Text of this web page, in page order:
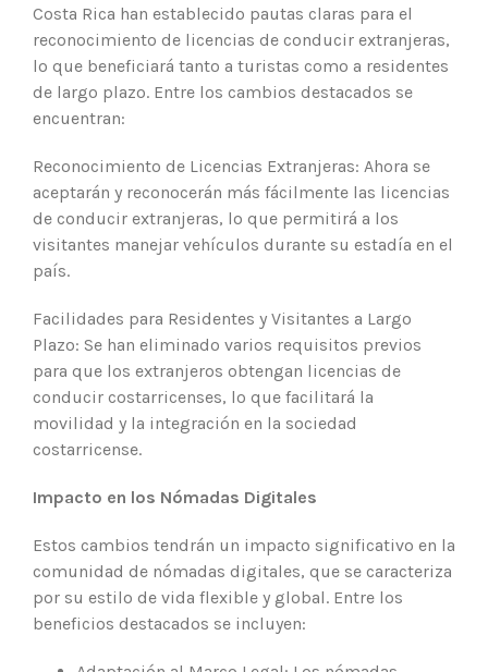
Costa Rica han establecido pautas claras para el
reconocimiento de licencias de conducir extranjeras,
lo que beneficiará tanto a turistas como a residentes
de largo plazo. Entre los cambios destacados se
encuentran:
Reconocimiento de Licencias Extranjeras: Ahora se
aceptarán y reconocerán más fácilmente las licencias
de conducir extranjeras, lo que permitirá a los
visitantes manejar vehículos durante su estadía en el
país.
Facilidades para Residentes y Visitantes a Largo
Plazo: Se han eliminado varios requisitos previos
para que los extranjeros obtengan licencias de
conducir costarricenses, lo que facilitará la
movilidad y la integración en la sociedad
costarricense.
Impacto en los Nómadas Digitales
Estos cambios tendrán un impacto significativo en la
comunidad de nómadas digitales, que se caracteriza
por su estilo de vida flexible y global. Entre los
beneficios destacados se incluyen: